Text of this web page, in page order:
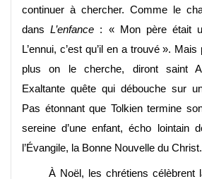
continuer à chercher. Comme le
dansL’enfance : « Mon père était
L’ennui, c’est qu’il en a trouvé ».
plus on le cherche, diront saint
Exaltante quête qui débouche sur
Pas étonnant que Tolkien termine
sereine d’une enfant, écho lointain
l’Évangile, la Bonne Nouvelle du Christ.
À Noël, les chrétiens célèbrent